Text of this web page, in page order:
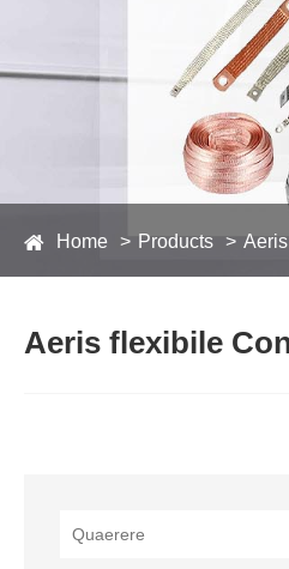
Home Products
Aeris flexibile